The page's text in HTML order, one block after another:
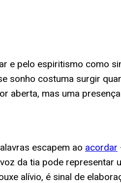
e pelo espiritismo como
sonho costuma surgir
aberta, mas uma
escapem ao acordar
da tia pode representar
alívio, é sinal de